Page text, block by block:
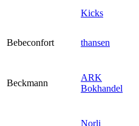
Kicks
Bebeconfort thansen
Beckmann
ARK
Bokhandel
Norli